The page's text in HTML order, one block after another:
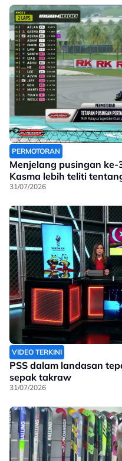
PERMOTORAN
Menjelang pusingan ke-
Kasma lebih teliti
31/07/2026
VIDEO TERKINI
PSS dalam landasan
sepak takraw
31/07/2026